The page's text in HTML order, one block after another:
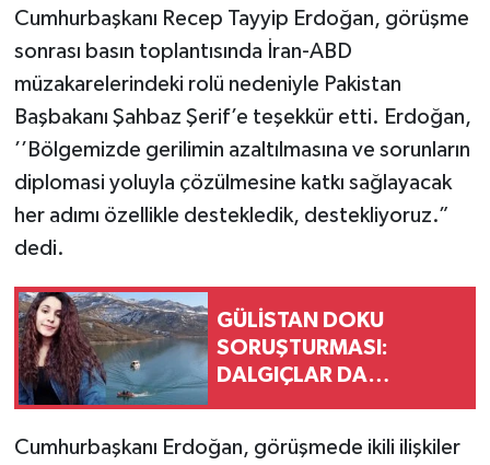
Cumhurbaşkanı Recep Tayyip Erdoğan, görüşme
sonrası basın toplantısında İran-ABD
müzakarelerindeki rolü nedeniyle Pakistan
Başbakanı Şahbaz Şerif’e teşekkür etti. Erdoğan,
’’Bölgemizde gerilimin azaltılmasına ve sorunların
diplomasi yoluyla çözülmesine katkı sağlayacak
her adımı özellikle destekledik, destekliyoruz.”
dedi.
GÜLİSTAN DOKU
SORUŞTURMASI:
DALGIÇLAR DA
Cumhurbaşkanı Erdoğan, görüşmede ikili ilişkiler